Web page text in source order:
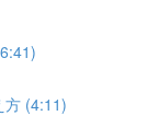
方 (4:11)